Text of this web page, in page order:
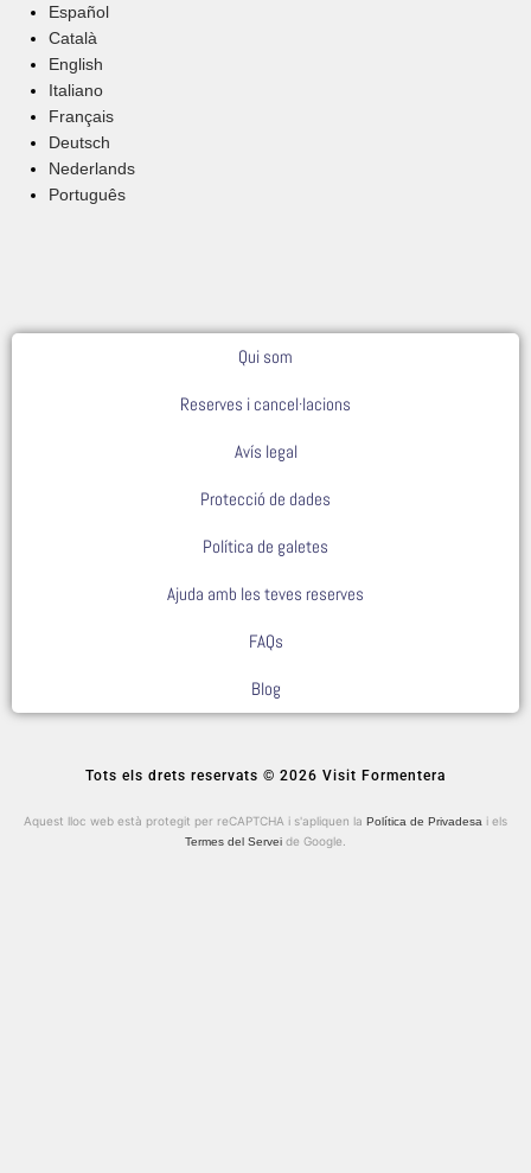
Español
Català
English
Italiano
Français
Deutsch
Nederlands
Português
Qui som
Reserves i cancel·lacions
Avís legal
Protecció de dades
Política de galetes
Ajuda amb les teves reserves
FAQs
Blog
Tots els drets reservats © 2026 Visit Formentera
Aquest lloc web està protegit per reCAPTCHA i s'apliquen la Política de Privadesa i els
Termes del Servei de Google.